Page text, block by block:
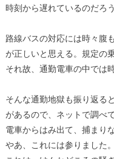
時刻から遅れているのだろ
路線バスの対応には時々腹
が正しいと思える。規定の
それ故、通勤電車の中では
そんな通勤地獄も振り返る
があるので、ネットで調べ
電車からはみ出て、捕まり
やあ、これには参りました。